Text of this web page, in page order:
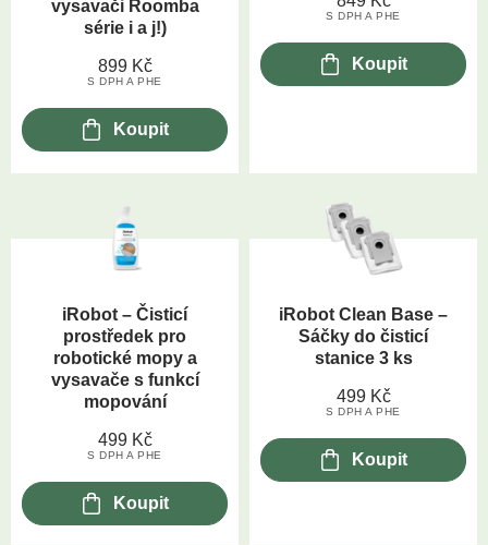
vysavači Roomba
série i a j!)
899 Kč
S DPH A PHE
Koupit
S DPH A PHE
Koupit
iRobot – Čisticí
prostředek pro
robotické mopy a
vysavače s funkcí
mopování
499 Kč
S DPH A PHE
Koupit
iRobot Clean Base –
Sáčky do čisticí
stanice 3 ks
499 Kč
S DPH A PHE
Koupit